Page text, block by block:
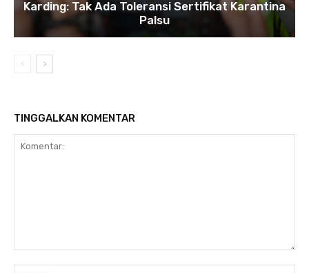
Karding: Tak Ada Toleransi Sertifikat Karantina
Palsu
TINGGALKAN KOMENTAR